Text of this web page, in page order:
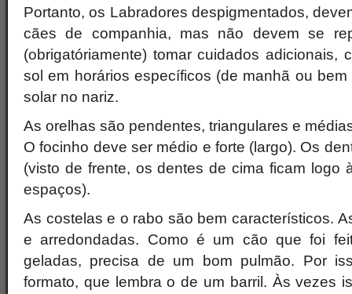
Portanto, os Labradores despigmentados,
cães de companhia, mas não devem se
(obrigatóriamente) tomar cuidados adicionais,
sol em horários específicos (de manhã ou
solar no nariz.
As orelhas são pendentes, triangulares e
O focinho deve ser médio e forte (largo). Os
(visto de frente, os dentes de cima ficam logo
espaços).
As costelas e o rabo são bem característicos.
e arredondadas. Como é um cão que foi
geladas, precisa de um bom pulmão. Por
formato, que lembra o de um barril. Às vezes